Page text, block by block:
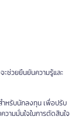
ช่วยยืนยันความรู้และ
ำหรับนักลงทุน เพื่อปรับ
วามมั่นใจในการตัดสินใจ